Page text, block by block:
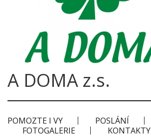
A DOMA z.s.
POMOZTE I VY
POSLÁNÍ
FOTOGALERIE
KONTAKTY